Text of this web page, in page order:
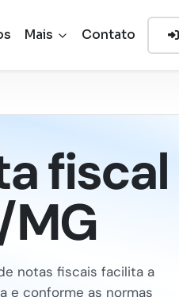
Mais Contato
fiscal
notas fiscais facilita a
e conforme as normas